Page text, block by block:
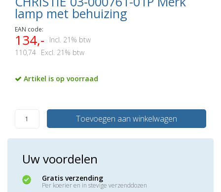
lamp met behuizing
EAN code:
134,-
Incl. 21% btw
110,74 Excl. 21% btw
Artikel is op voorraad
Toevoegen aan winkelwagen
Uw voordelen
Gratis verzending
Per koerier en in stevige verzenddozen